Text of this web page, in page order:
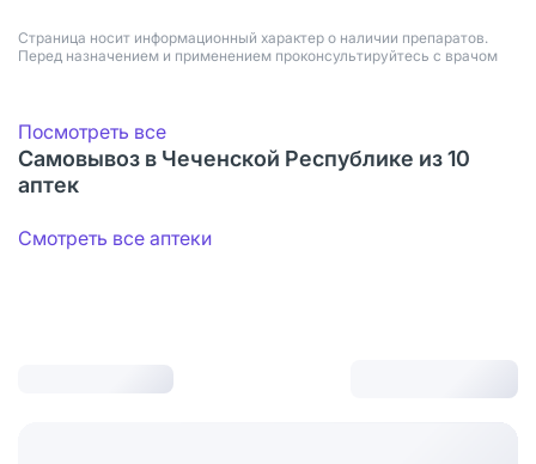
Страница носит информационный характер о наличии препаратов.
Перед назначением и применением проконсультируйтесь с врачом
Посмотреть все
Самовывоз в Чеченской Республике из 10
аптек
Смотреть все аптеки